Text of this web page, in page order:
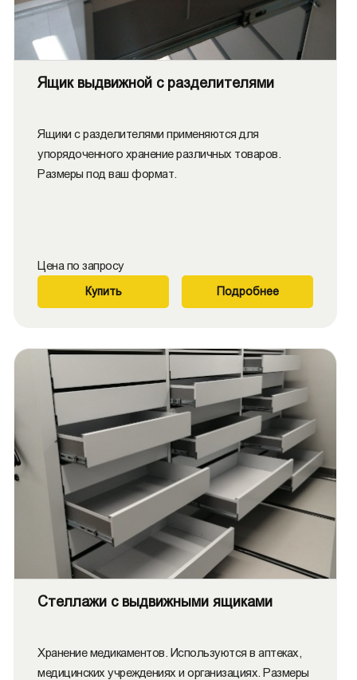
Ящик выдвижной с разделителями
Ящики с разделителями применяются для
упорядоченного хранение различных товаров.
Размеры под ваш формат.
Цена по запросу
Купить Подробнее
Стеллажи с выдвижными ящиками
Хранение медикаментов. Используются в аптеках,
медицинских учреждениях и организациях. Размеры